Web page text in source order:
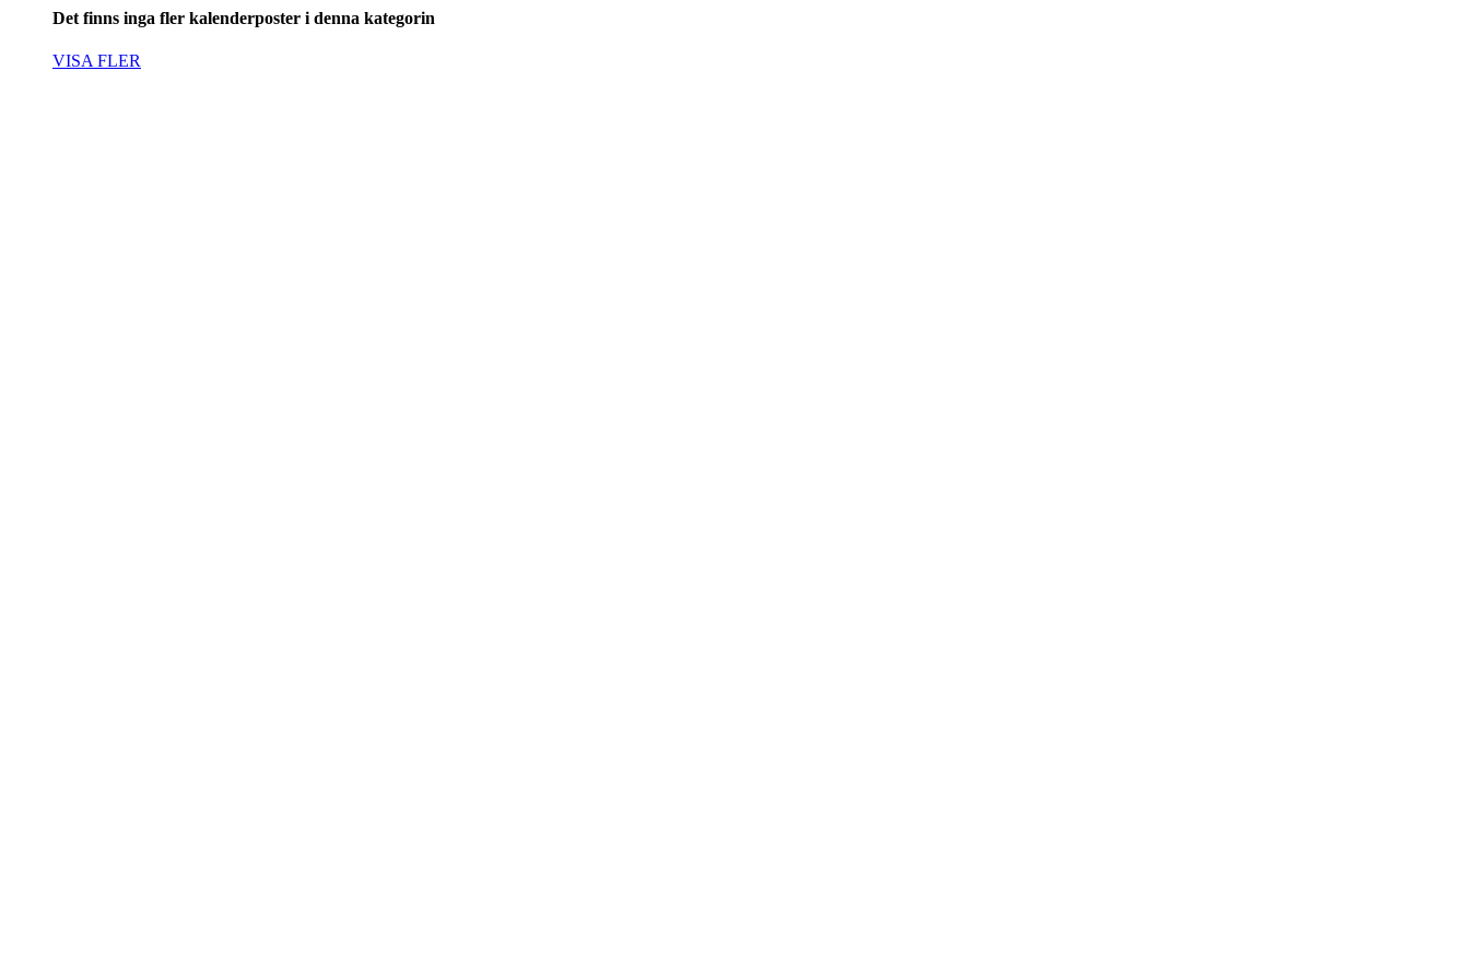
Det finns inga fler kalenderposter i denna kategorin
VISA FLER